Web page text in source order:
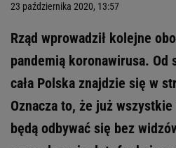
23 października 2020, 13:57
Rząd wprowadził kolejne
pandemią koronawirusa. Od
cała Polska znajdzie się w
Oznacza to, że już
będą odbywać się bez